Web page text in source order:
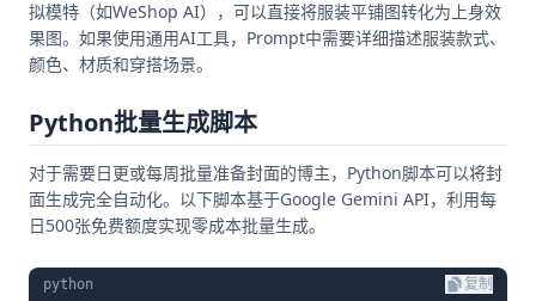
拟模特（如WeShop AI），可以直接将服装平铺图转化为上身效
果图。如果使用通用AI工具，Prompt中需要详细描述服装款式、
颜色、材质和穿搭场景。
Python批量生成脚本
对于需要日更或每周批量准备封面的博主，Python脚本可以将封
面生成完全自动化。以下脚本基于Google Gemini API，利用每
日500张免费额度实现零成本批量生成。
python 复制